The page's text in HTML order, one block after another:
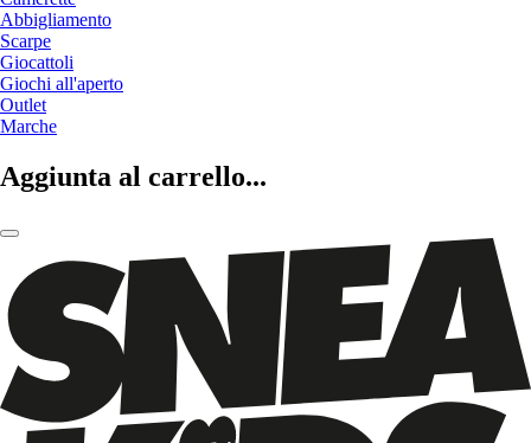
Abbigliamento
Scarpe
Giocattoli
Giochi all'aperto
Outlet
Marche
Aggiunta al carrello...